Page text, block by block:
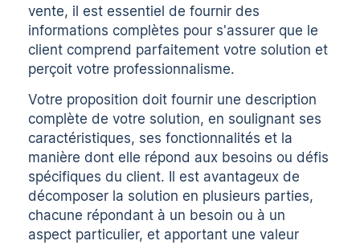
vente, il est essentiel de fournir des
informations complètes pour s'assurer que le
client comprend parfaitement votre solution et
perçoit votre professionnalisme.
Votre proposition doit fournir une description
complète de votre solution, en soulignant ses
caractéristiques, ses fonctionnalités et la
manière dont elle répond aux besoins ou défis
spécifiques du client. Il est avantageux de
décomposer la solution en plusieurs parties,
chacune répondant à un besoin ou à un
aspect particulier, et apportant une valeur